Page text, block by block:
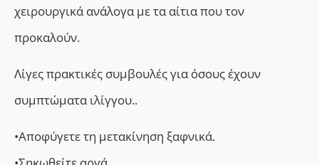
χειρουργικά ανάλογα με τα αίτια που τον
προκαλούν.
Λίγες πρακτικές συμβουλές για όσους έχουν
συμπτώματα ιλίγγου..
•Αποφύγετε τη μετακίνηση ξαφνικά.